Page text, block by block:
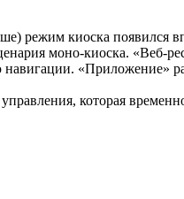
режим киоска появился
моно-киоска. «Веб-
«Приложение»
которая